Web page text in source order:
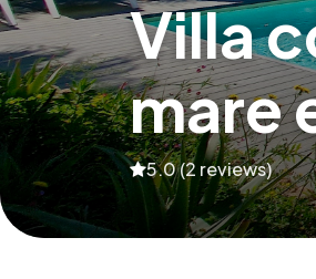
Villa
mare
5.0 (2 reviews)